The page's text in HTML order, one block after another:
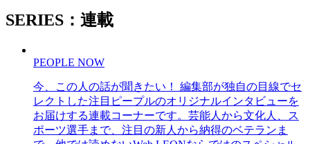
SERIES：連載
PEOPLE NOW
今、この人の話が聞きたい！ 編集部が独自の目線でセ
レクトした注目ピープルのオリジナルインタビューを
お届けする連載コーナーです。芸能人から文化人、ス
ポーツ選手まで、注目の新人から納得のベテランま